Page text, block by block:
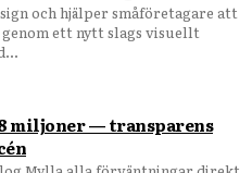
och hjälper småföretagare att
ett nytt slags visuellt
miljoner — transparens